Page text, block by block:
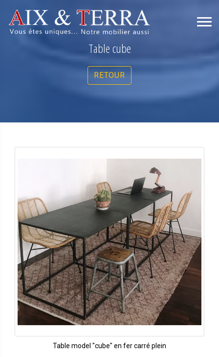
Table cube
RETOUR
Table model "cube" en fer carré plein